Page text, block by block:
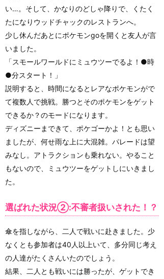
い…。そして、かなりのどしゃ降りで、くたく
たになりウッドチャックのレストランへ。
少し休んだあとにポケモンgoを開くと友人が言
いました。
「スモールワールドにミュウツーでるよ！●時
●分スタート！」
説明すると、時間になるとレアなポケモンがで
て複数人で挑戦。勝つとそのポケモンをゲット
できるか？のモードになります。
ディズニーまできて、ポケゴーかよ！とも思い
ましたが、何せ雨な上に大混雑。パレードは望
みなし。アトラクションも乗れない。やること
もないので、ミュウツーをゲットしにいきまし
た。
選ばれた状況②:不審者扱いされた！？
傘を指しながら、二人で戦いに赴きました。少
なくとも参加者は40人以上いて、多分同じ考え
の人達がたくさんいたのでしょう。
結果、二人とも戦いには勝ったが、ゲットでき